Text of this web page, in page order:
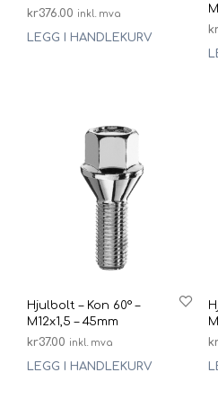
kr376.00 inkl. mva
LEGG I HANDLEKURV
Hjulbolt – Kon 60° –
M12x1,5 – 45mm
kr37.00 inkl. mva
LEGG I HANDLEKURV